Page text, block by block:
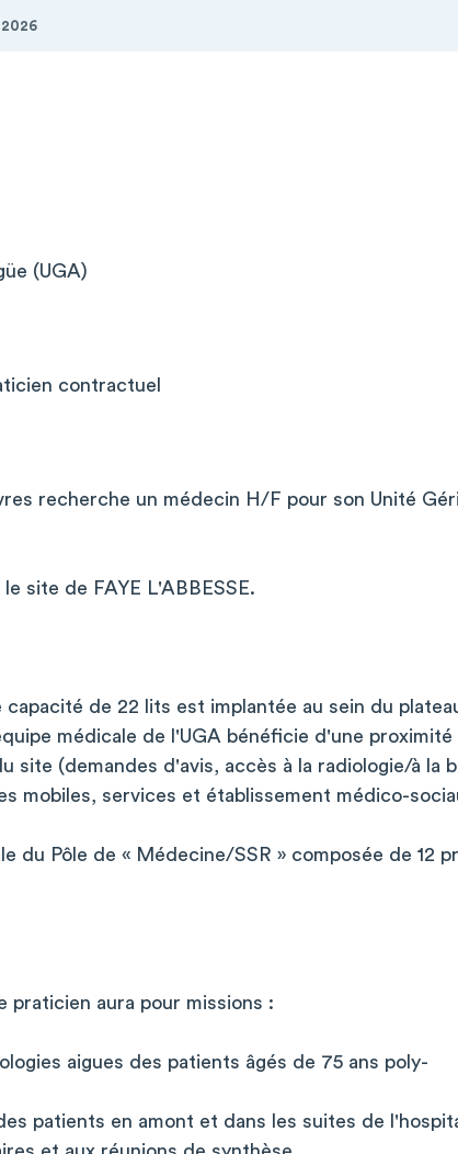
(UGA)
contractuel
recherche un médecin H/F pour son Unité
site de FAYE L'ABBESSE.
de 22 lits est implantée au sein du
médicale de l'UGA bénéficie d'une proximité
site (demandes d'avis, accès à la radiologie/à la
mobiles, services et établissement médico-
du Pôle de « Médecine/SSR » composée de 12
praticien aura pour missions :
aigues des patients âgés de 75 ans poly-
patients en amont et dans les suites de